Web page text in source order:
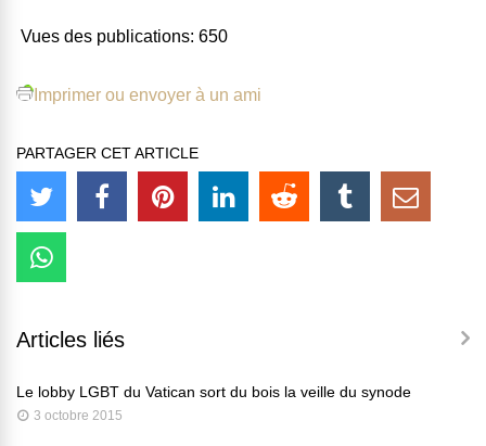
Vues des publications: 650
Imprimer ou envoyer à un ami
PARTAGER CET ARTICLE
Articles liés
Le lobby LGBT du Vatican sort du bois la veille du synode
3 octobre 2015